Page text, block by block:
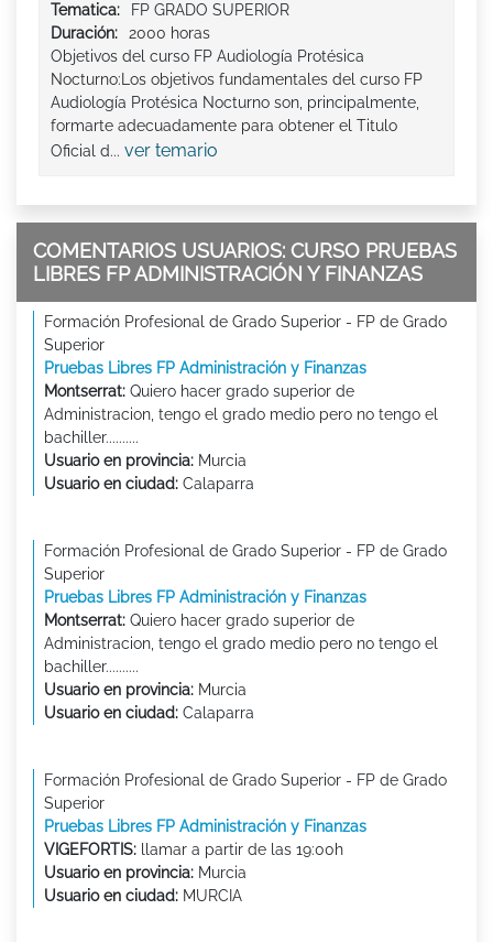
Tematica:
FP GRADO SUPERIOR
Duración:
2000 horas
Objetivos del curso FP Audiología Protésica
Nocturno:Los objetivos fundamentales del curso FP
Audiología Protésica Nocturno son, principalmente,
formarte adecuadamente para obtener el Titulo
Oficial d... ver temario
COMENTARIOS USUARIOS: CURSO PRUEBAS
LIBRES FP ADMINISTRACIÓN Y FINANZAS
Formación Profesional de Grado Superior - FP de Grado
Superior
Pruebas Libres FP Administración y Finanzas
Montserrat: Quiero hacer grado superior de
Administracion, tengo el grado medio pero no tengo el
bachiller..........
Usuario en provincia: Murcia
Usuario en ciudad: Calaparra
Formación Profesional de Grado Superior - FP de Grado
Superior
Pruebas Libres FP Administración y Finanzas
Montserrat: Quiero hacer grado superior de
Administracion, tengo el grado medio pero no tengo el
bachiller..........
Usuario en provincia: Murcia
Usuario en ciudad: Calaparra
Formación Profesional de Grado Superior - FP de Grado
Superior
Pruebas Libres FP Administración y Finanzas
VIGEFORTIS: llamar a partir de las 19:00h
Usuario en provincia: Murcia
Usuario en ciudad: MURCIA